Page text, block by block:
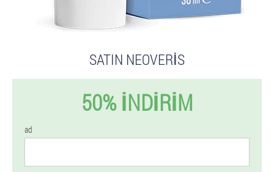
SATIN NEOVERIS
50% İNDIRIM
ad